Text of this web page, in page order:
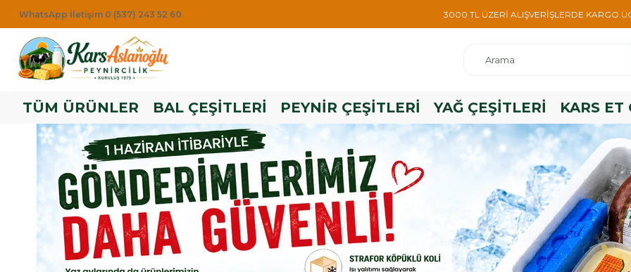
WhatsApp İletişim 0 (537) 243 52 60 3000 TL ÜZERİ ALIŞVERİŞLERDE KARGO
TÜM ÜRÜNLER BAL ÇEŞİTLERİ PEYNİR ÇEŞİTLERİ YAĞ ÇEŞİTLERİ KARS ET